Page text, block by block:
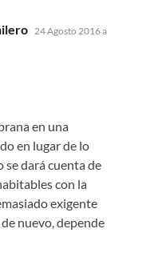
dice:
24 Agosto 2016 a
en una
en lugar de lo
se dará cuenta de
con la
exigente
nuevo, depende